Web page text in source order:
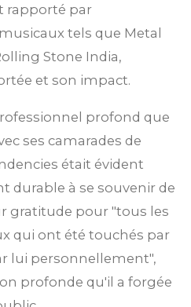
rapporté par
tels que Metal
Stone India,
et son impact.
profond que
ses camarades de
était évident
durable à se souvenir de
gratitude pour "tous les
qui ont été touchés par
lui personnellement",
profonde qu'il a forgée